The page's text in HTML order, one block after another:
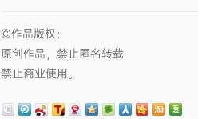
©作品版权：
原创作品，禁止匿名转载
禁止商业使用。